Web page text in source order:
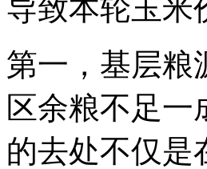
导致本轮玉米
第一，基层粮
区余粮不足
的去处不仅是